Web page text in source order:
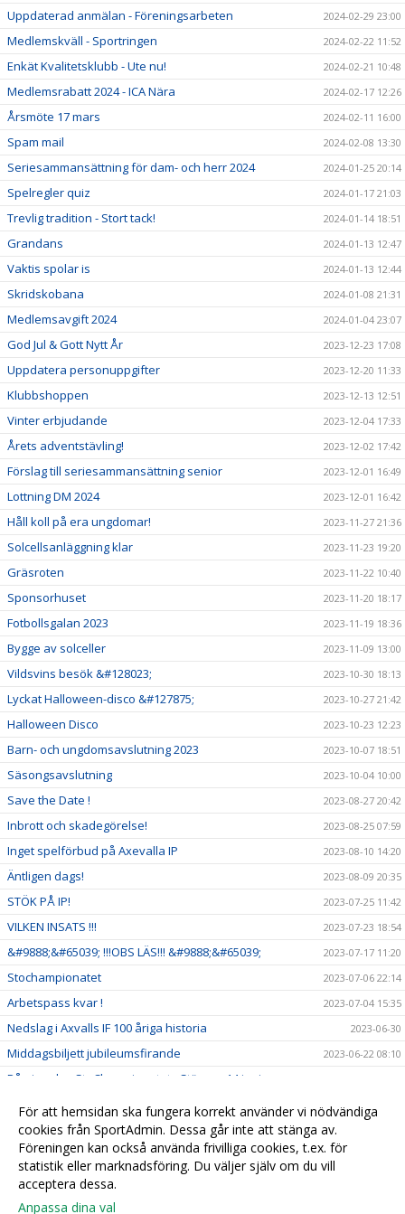
Uppdaterad anmälan - Föreningsarbeten 2024-02-29 23:00
Medlemskväll - Sportringen 2024-02-22 11:52
Enkät Kvalitetsklubb - Ute nu! 2024-02-21 10:48
Medlemsrabatt 2024 - ICA Nära 2024-02-17 12:26
Årsmöte 17 mars 2024-02-11 16:00
Spam mail 2024-02-08 13:30
Seriesammansättning för dam- och herr 2024 2024-01-25 20:14
Spelregler quiz 2024-01-17 21:03
Trevlig tradition - Stort tack! 2024-01-14 18:51
Grandans 2024-01-13 12:47
Vaktis spolar is 2024-01-13 12:44
Skridskobana 2024-01-08 21:31
Medlemsavgift 2024 2024-01-04 23:07
God Jul & Gott Nytt År 2023-12-23 17:08
Uppdatera personuppgifter 2023-12-20 11:33
Klubbshoppen 2023-12-13 12:51
Vinter erbjudande 2023-12-04 17:33
Årets adventstävling! 2023-12-02 17:42
Förslag till seriesammansättning senior 2023-12-01 16:49
Lottning DM 2024 2023-12-01 16:42
Håll koll på era ungdomar! 2023-11-27 21:36
Solcellsanläggning klar 2023-11-23 19:20
Gräsroten 2023-11-22 10:40
Sponsorhuset 2023-11-20 18:17
Fotbollsgalan 2023 2023-11-19 18:36
Bygge av solceller 2023-11-09 13:00
Vildsvins besök &#128023; 2023-10-30 18:13
Lyckat Halloween-disco &#127875; 2023-10-27 21:42
Halloween Disco 2023-10-23 12:23
Barn- och ungdomsavslutning 2023 2023-10-07 18:51
Säsongsavslutning 2023-10-04 10:00
Save the Date ! 2023-08-27 20:42
Inbrott och skadegörelse! 2023-08-25 07:59
Inget spelförbud på Axevalla IP 2023-08-10 14:20
Äntligen dags! 2023-08-09 20:35
STÖK PÅ IP! 2023-07-25 11:42
VILKEN INSATS !!! 2023-07-23 18:54
&#9888;&#65039; !!!OBS LÄS!!! &#9888;&#65039; 2023-07-17 11:20
Stochampionatet 2023-07-06 22:14
Arbetspass kvar ! 2023-07-04 15:35
Nedslag i Axvalls IF 100 åriga historia 2023-06-30
Middagsbiljett jubileumsfirande 2023-06-22 08:10
Påminnelse StoChampionatet - Stänger 14 juni
Jubileumsfirande 2023-06-07 10:14
Exklusivt Padel erbjudande
2023-05-31 18:28
2023-05-11 15:51
För att hemsidan ska fungera korrekt använder vi nödvändiga
cookies från SportAdmin. Dessa går inte att stänga av.
Föreningen kan också använda frivilliga cookies, t.ex. för
statistik eller marknadsföring. Du väljer själv om du vill
acceptera dessa.
Anpassa dina val